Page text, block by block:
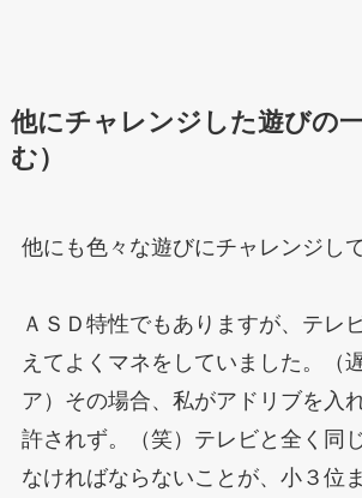
他にチャレンジした遊びの
む）
他にも色々な遊びにチャレンジし
ＡＳＤ特性でもありますが、テレ
えてよくマネをしていました。（
ア）その場合、私がアドリブを入
許されず。（笑）テレビと全く同
なければならないことが、小３位